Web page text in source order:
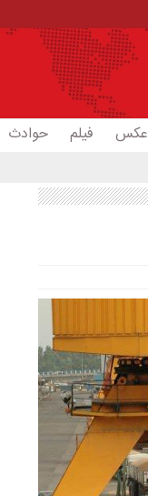
عکس فیلم حوادث